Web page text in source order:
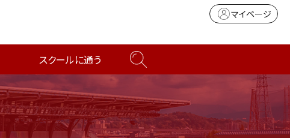
マイページ
スクールに通う